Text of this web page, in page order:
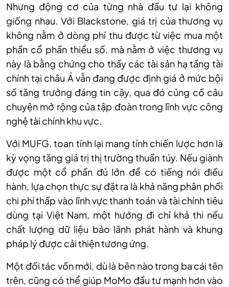
Nhưng động cơ của từng nhà đầu tư lại không
giống nhau. Với Blackstone, giá trị của thương vụ
không nằm ở dòng phí thu được từ việc mua một
phần cổ phần thiểu số, mà nằm ở việc thương vụ
này là bằng chứng cho thấy các tài sản hạ tầng tài
chính tại châu Á vẫn đang được định giá ở mức bội
số tăng trưởng đáng tin cậy, qua đó củng cố câu
chuyện mở rộng của tập đoàn trong lĩnh vực công
nghệ tài chính khu vực.
Với MUFG, toan tính lại mang tính chiến lược hơn là
kỳ vọng tăng giá trị thị trường thuần túy. Nếu giành
được một cổ phần đủ lớn để có tiếng nói điều
hành, lựa chọn thực sự đặt ra là khả năng phân phối
chi phí thấp vào lĩnh vực thanh toán và tài chính tiêu
dùng tại Việt Nam, một hướng đi chỉ khả thi nếu
chất lượng dữ liệu bảo lãnh phát hành và khung
pháp lý được cải thiện tương ứng.
Một đối tác vốn mới, dù là bên nào trong ba cái tên
trên, cũng có thể giúp MoMo đầu tư mạnh hơn vào